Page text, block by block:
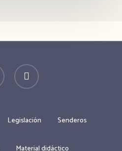
facebook
Legislación Senderos
Material didáctico